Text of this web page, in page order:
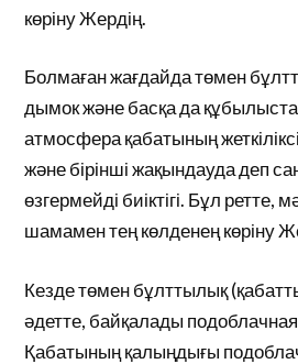
көріну Жердің.
Болмаған жағдайда төмен
дымок және басқа да
атмосфера қабатының
және бірінші жақындауда деп
өзгермейді биіктігі. Бұл ретте,
шамамен тең көлденең көріну
Кезде төмен бұлттылық
әдетте, байқалады
Қабатының қалыңдығы